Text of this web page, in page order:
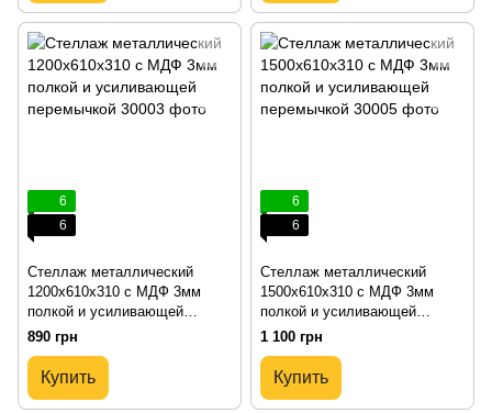
6
6
Стеллаж металлический
1200х610х310 с МДФ 3мм
полкой и усиливающей
перемычкой
890 грн
Купить
6
6
Стеллаж металлический
1500х610х310 с МДФ 3мм
полкой и усиливающей
перемычкой
1 100 грн
Купить